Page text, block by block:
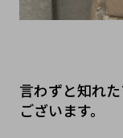
言わずと知れ
ございます。